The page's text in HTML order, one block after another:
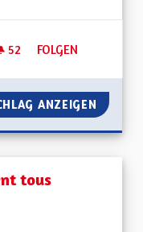
52 52 FOLLOWER
FOLGEN
POUR UNE
ANZEIGEN POUR
tous